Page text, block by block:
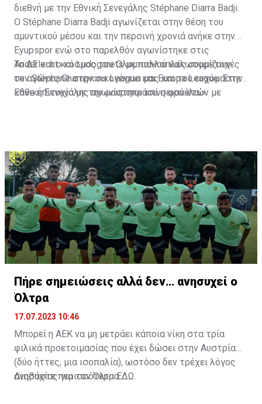
διεθνή με την Εθνική Σενεγάλης Stéphane Diarra Badji.
Ο Stéphane Diarra Badji αγωνίζεται στην θέση του
αμυντικού μέσου και την περσινή χρονιά ανήκε στην
Eyupspor ενώ στο παρελθόν αγωνίστηκε στις
Anderlecht και Ludogorets με πολλαπλές συμμετοχές
σε αγώνες Champions League και Europa League. Στην
Εθνική Σενεγάλης αγωνίστηκε επί σειρά ετών με
Το ΔΣ και ο κόσμος του Ολυμπιακού καλωσορίζουν
τον Stéphane στην οικογένεια μας και του ευχόμαστε
κάθε επιτυχία με την μαυροπράσινη φανέλα.»
Πήρε σημειώσεις αλλά δεν… ανησυχεί ο
Όλτρα
17.07.2023 10:46
Μπορεί η ΑΕΚ να μη μετράει κάποια νίκη στα τρία
φιλικά προετοιμασίας που έχει δώσει στην Αυστρία
(δύο ήττες, μια ισοπαλία), ωστόσο δεν τρέχει λόγος
ανησυχίας για τον Όλτρα.
Διαβάστε περισσότεραΕΔΩ